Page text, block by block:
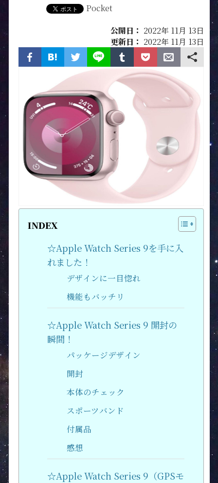
Pocket
公開日： 2022年 11月 13日
更新日： 2022年 11月 13日
INDEX
☆Apple Watch Series 9を手に入
れました！
デザインに一目惚れ
機能もバッチリ
☆Apple Watch Series 9 開封の
瞬間！
パッケージデザイン
開封
本体のチェック
スポーツバンド
付属品
感想
☆Apple Watch Series 9（GPSモ